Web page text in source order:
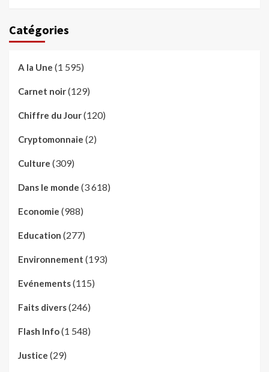
Catégories
A la Une (1 595)
Carnet noir(129)
Chiffre du Jour(120)
Cryptomonnaie (2)
Culture (309)
Dans le monde (3 618)
Economie (988)
Education (277)
Environnement (193)
Evénements(115)
Faits divers(246)
Flash Info(1 548)
Justice (29)